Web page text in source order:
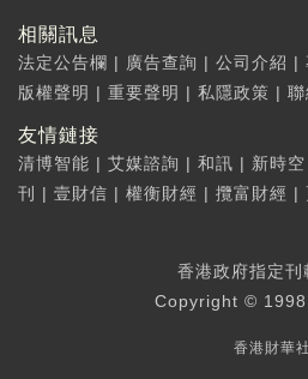
相關訊息
法定公告欄 | 廣告查詢 | 公司介紹 |
版權聲明 | 重要聲明 | 私隱政策 |
友情鏈接
清博智能 | 艾媒諮詢 | 和訊 | 新時空
刊
| 壹財信 | 權衡財經 | 攬富財經 |
香港政府指定
Copyright © 1998
香港財華